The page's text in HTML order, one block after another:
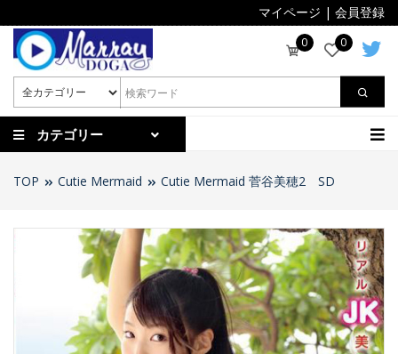
マイページ | 会員登録
0 0
カテゴリー
TOP Cutie Mermaid Cutie Mermaid 菅谷美穂2 SD